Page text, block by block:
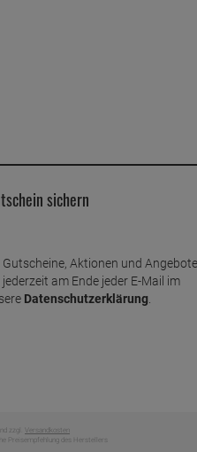
sichern
Aktionen und
am Ende jeder E-Mail im
Datenschutzerklärung.
zzgl. Versandkosten
Preisempfehlung des Herstellers